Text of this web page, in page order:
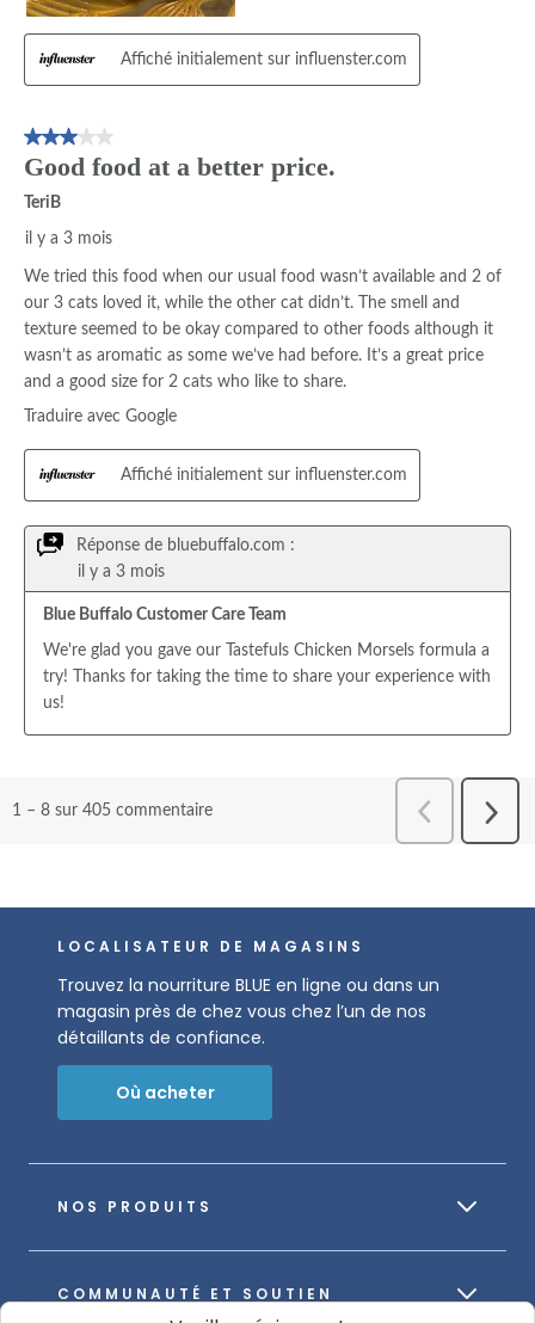
NOS PRODUITS
COMMUNAUTÉ ET SOUTIEN
LOCALISATEUR DE MAGASINS
Trouvez la nourriture BLUE en ligne ou dans un
magasin près de chez vous chez l’un de nos
détaillants de confiance.
Où acheter